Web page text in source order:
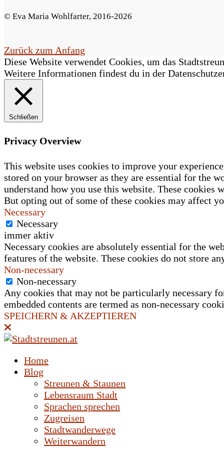
d
l
e
r
© Eva Maria Wohlfarter, 2016-2026
Zurück zum Anfang
Diese Website verwendet Cookies, um das
Weitere Informationen findest du in der
Schließen
Privacy Overview
This website uses cookies to improve your
stored on your browser as they are essential for the
understand how you use this website. These
But opting out of some of these cookies may affect
Necessary
Necessary
immer aktiv
Necessary cookies are absolutely essential for the
features of the website. These cookies do not store
Non-necessary
Non-necessary
Any cookies that may not be particularly necessary
embedded contents are termed as non-necessary
SPEICHERN & AKZEPTIEREN
Home
Blog
Streunen & Staunen
Lebensraum Stadt
Sprachen sprechen
Zugreisen
Stadtwanderwege
Weiterwandern